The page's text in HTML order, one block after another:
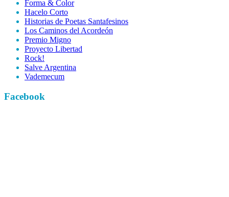
Forma & Color
Hacelo Corto
Historias de Poetas Santafesinos
Los Caminos del Acordeón
Premio Migno
Proyecto Libertad
Rock!
Salve Argentina
Vademecum
Facebook